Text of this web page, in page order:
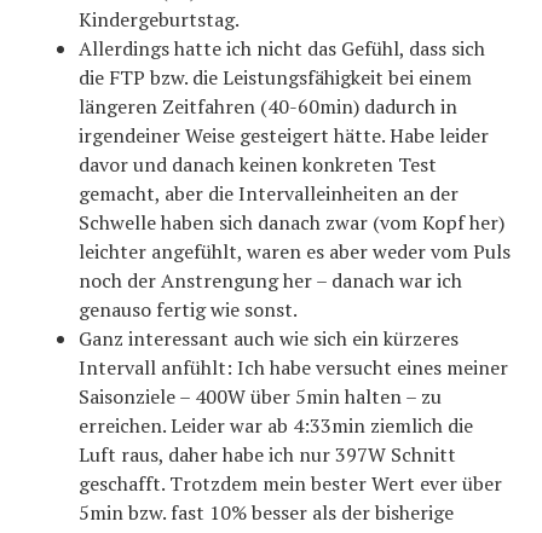
Kindergeburtstag.
Allerdings hatte ich nicht das Gefühl, dass sich
die FTP bzw. die Leistungsfähigkeit bei einem
längeren Zeitfahren (40-60min) dadurch in
irgendeiner Weise gesteigert hätte. Habe leider
davor und danach keinen konkreten Test
gemacht, aber die Intervalleinheiten an der
Schwelle haben sich danach zwar (vom Kopf her)
leichter angefühlt, waren es aber weder vom Puls
noch der Anstrengung her – danach war ich
genauso fertig wie sonst.
Ganz interessant auch wie sich ein kürzeres
Intervall anfühlt: Ich habe versucht eines meiner
Saisonziele – 400W über 5min halten – zu
erreichen. Leider war ab 4:33min ziemlich die
Luft raus, daher habe ich nur 397W Schnitt
geschafft. Trotzdem mein bester Wert ever über
5min bzw. fast 10% besser als der bisherige